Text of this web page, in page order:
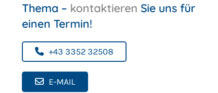
Thema – kontaktieren Sie uns für
einen Termin!
+43 3352 32508
E-MAIL